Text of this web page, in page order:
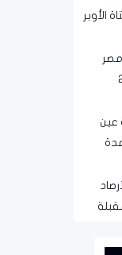
الأوبر
عين